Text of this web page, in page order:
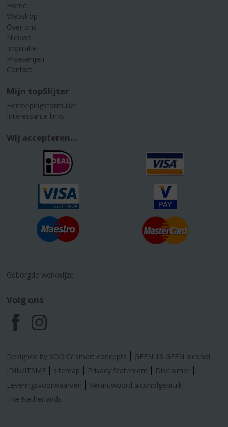
Home
Webshop
Over ons
Nieuws
Inspiratie
Proeverijen
Contact
Mijn topSlijter
Herroepingsformulier
Interessante links
Wij accepteren...
Geborgde werkwijze
Volg ons
F
a
c
e
I
n
s
t
Designed by YOOKY smart concepts
GEEN 18 GEEN alcohol
IDIN/ITSME
sitemap Privacy Statement
Disclaimer
Leveringsvoorwaarden
Verantwoord alcoholgebruik
The Netherlands